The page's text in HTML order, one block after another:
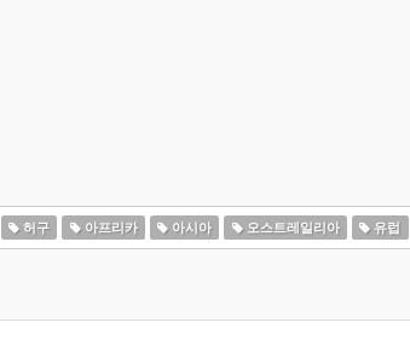
허구 아프리카 아시아 오스트레일리아 유럽